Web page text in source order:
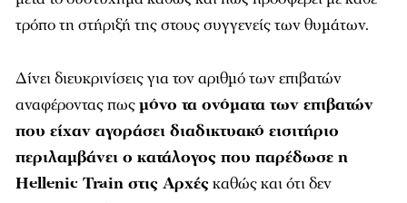
τρόπο τη στήριξή της στους συγγενείς των θυμάτων.
Δίνει διευκρινίσεις για τον αριθμό των επιβατών
αναφέροντας πωςμόνο τα ονόματα των επιβατών
που είχαν αγοράσει διαδικτυακό εισιτήριο
περιλαμβάνει ο κατάλογος που παρέδωσε η
Hellenic Train στις Αρχέςκαθώς και ότι δεν